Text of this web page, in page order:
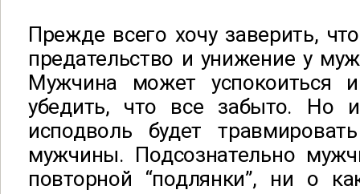
Прежде всего хочу заверить,
предательство и унижение у
Мужчина может успокоиться и
убедить, что все забыто. Но
исподволь будет
мужчины. Подсознательно
повторной “подлянки”, ни о